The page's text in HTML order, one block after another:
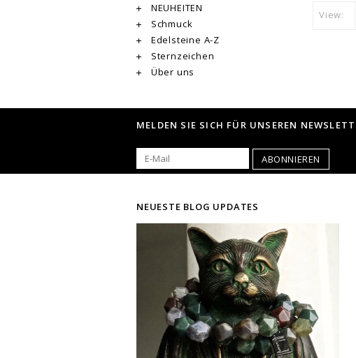
NEUHEITEN
Schmuck
Edelsteine A-Z
Sternzeichen
Über uns
View:
MELDEN SIE SICH FÜR UNSEREN
ABONNIEREN
NEUESTE BLOG UPDATES